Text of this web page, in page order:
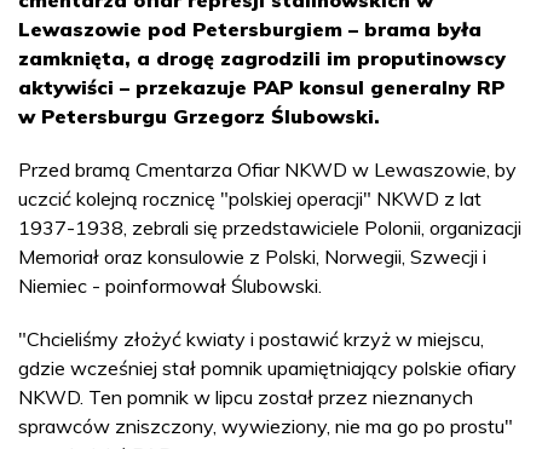
Lewaszowie pod Petersburgiem – brama była
zamknięta, a drogę zagrodzili im proputinowscy
aktywiści – przekazuje PAP konsul generalny RP
w Petersburgu Grzegorz Ślubowski.
Przed bramą Cmentarza Ofiar NKWD w Lewaszowie, by
uczcić kolejną rocznicę "polskiej operacji" NKWD z lat
1937-1938, zebrali się przedstawiciele Polonii, organizacji
Memoriał oraz konsulowie z Polski, Norwegii, Szwecji i
Niemiec - poinformował Ślubowski.
"Chcieliśmy złożyć kwiaty i postawić krzyż w miejscu,
gdzie wcześniej stał pomnik upamiętniający polskie ofiary
NKWD. Ten pomnik w lipcu został przez nieznanych
sprawców zniszczony, wywieziony, nie ma go po prostu"